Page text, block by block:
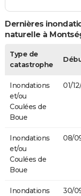
Dernières
naturelle à
Type de
catastrophe
Inondations
et/ou
Coulées de
Boue
01/
Inondations
et/ou
Coulées de
Boue
08/
Inondations
30/